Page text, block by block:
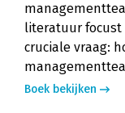
literatuur focust
cruciale vraag:
Boek bekijken